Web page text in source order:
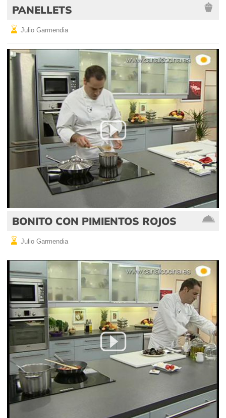
PANELLETS
Julio Garmendia
BONITO CON PIMIENTOS ROJOS
Julio Garmendia